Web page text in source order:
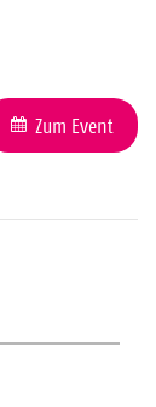
Zum Event